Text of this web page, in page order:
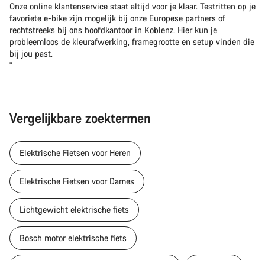
Onze online klantenservice staat altijd voor je klaar. Testritten op je
favoriete e-bike zijn mogelijk bij onze Europese partners of
rechtstreeks bij ons hoofdkantoor in Koblenz. Hier kun je
probleemloos de kleurafwerking, framegrootte en setup vinden die
bij jou past.
"
Vergelijkbare zoektermen
Elektrische Fietsen voor Heren
Elektrische Fietsen voor Dames
Lichtgewicht elektrische fiets
Bosch motor elektrische fiets